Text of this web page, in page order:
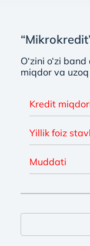
O‘zini o‘zi
miqdor va
Kredit
Yillik foiz
Muddati